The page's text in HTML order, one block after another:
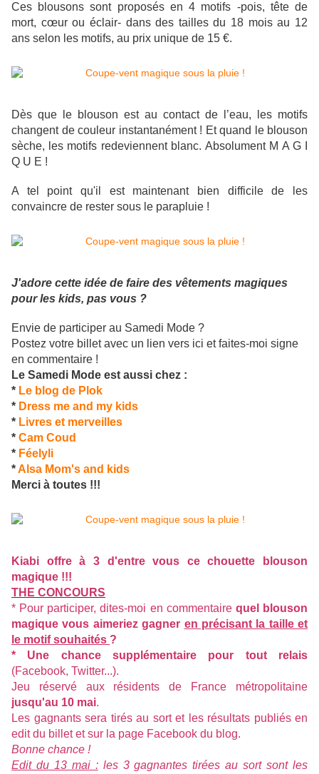
Ces blousons sont proposés en 4 motifs -pois, tête de
mort, cœur ou éclair- dans des tailles du 18 mois au 12
ans selon les motifs, au prix unique de 15 €.
Dès que le blouson est au contact de l’eau, les motifs
changent de couleur instantanément ! Et quand le blouson
sèche, les motifs redeviennent blanc. Absolument M A G I
Q U E !
A tel point qu'il est maintenant bien difficile de les
convaincre de rester sous le parapluie !
J'adore cette idée de faire des vêtements magiques
pour les kids, pas vous ?
Envie de participer au Samedi Mode ?
Postez votre billet avec un lien vers ici et faites-moi signe
en commentaire !
Le Samedi Mode est aussi chez :
* Le blog de Plok
* Dress me and my kids
* Livres et merveilles
* Cam Coud
* Féelyli
*Alsa Mom's and kids
Merci à toutes !!!
Kiabi offre à 3 d'entre vous ce chouette blouson
magique !!!
THE CONCOURS
* Pour participer, dites-moi en commentaire quel blouson
magique vous aimeriez gagner en précisant la taille et
le motif souhaités ?
* Une chance supplémentaire pour tout relais
(Facebook, Twitter...).
Jeu réservé aux résidents de France métropolitaine
jusqu'au 10 mai.
Les gagnants sera tirés au sort et les résultats publiés en
edit du billet et sur la page Facebook du blog.
Bonne chance !
Edit du 13 mai :les 3 gagnantes tirées au sort sont les